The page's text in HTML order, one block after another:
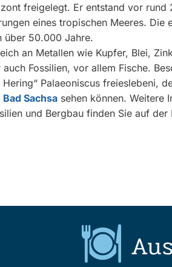
freigelegt. Er entstand vor rund
eines tropischen Meeres. Die
über 50.000 Jahre.
an Metallen wie Kupfer, Blei,
Fossilien, vor allem Fische.
Palaeoniscus freieslebeni,
Sachsa sehen können. Weitere
und Bergbau finden Sie auf